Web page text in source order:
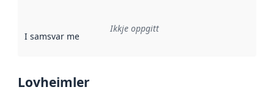
I samsvar med Referanse til ei implementeringsregel eller
Ikkje oppgitt
Lovheimler